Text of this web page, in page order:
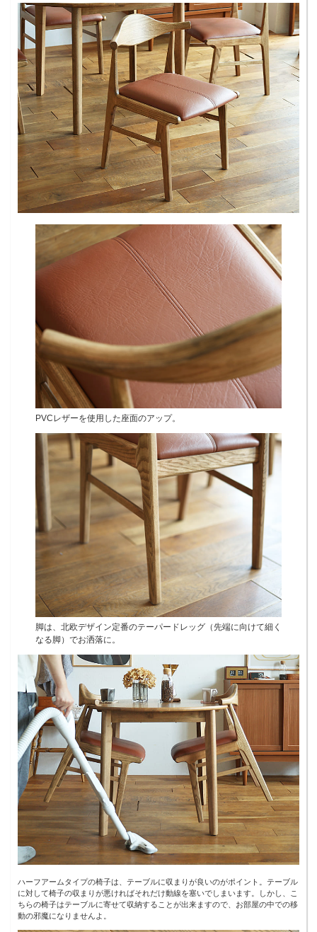
PVCレザーを使用した座面のアップ。
脚は、北欧デザイン定番のテーパードレッグ（先端に向けて細く
なる脚）でお洒落に。
ハーフアームタイプの椅子は、テーブルに収まりが良いのがポイント。テーブル
に対して椅子の収まりが悪ければそれだけ動線を塞いでしまいます。しかし、こ
ちらの椅子はテーブルに寄せて収納することが出来ますので、お部屋の中での移
動の邪魔になりませんよ。